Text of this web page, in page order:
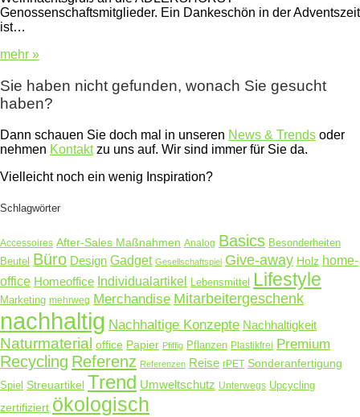
Genossenschaftsmitglieder. Ein Dankeschön in der Adventszeit
ist…
mehr »
Sie haben nicht gefunden, wonach Sie gesucht
haben?
Dann schauen Sie doch mal in unseren News & Trends oder
nehmen Kontaktzu uns auf. Wir sind immer für Sie da.
Vielleicht noch ein wenig Inspiration?
Schlagwörter
Accessoires After-Sales Maßnahmen Analog Basics Besonderheiten
Beutel Büro Design Gadget Gesellschaftspiel Give-away Holz home-
office Homeoffice Individualartikel Lebensmittel Lifestyle
Marketing mehrweg Merchandise Mitarbeitergeschenk
nachhaltig Nachhaltige Konzepte Nachhaltigkeit
Naturmaterial office Papier Pfiffig Pflanzen Plastikfrei Premium
Recycling Referenz Referenzen Reise rPET Sonderanfertigung
Spiel Streuartikel Trend Umweltschutz Unterwegs Upcycling
zertifiziert ökologisch